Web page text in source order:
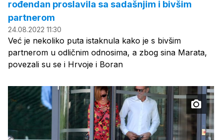
rođendan proslavila sa sadašnjim i bivšim
partnerom
24.08.2022 11:30
Već je nekoliko puta istaknula kako je s bivšim
partnerom u odličnim odnosima, a zbog sina Marata,
povezali su se i Hrvoje i Boran